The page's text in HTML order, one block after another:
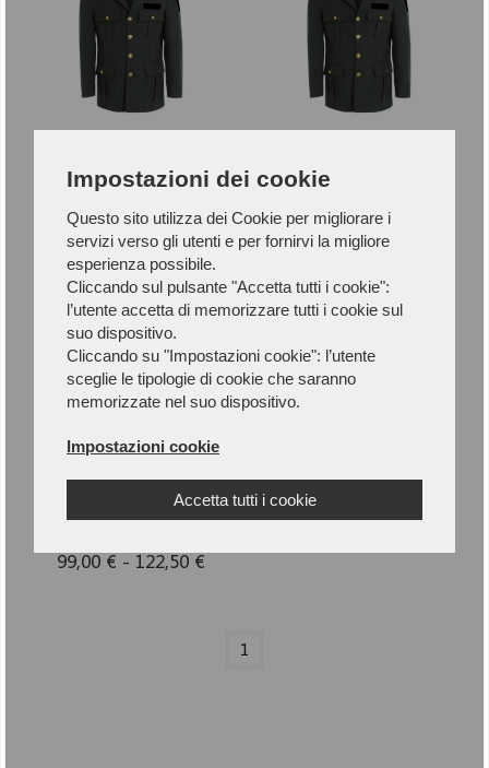
Impostazioni dei cookie
Questo sito utilizza dei Cookie per migliorare i
servizi verso gli utenti e per fornirvi la migliore
esperienza possibile.
Cliccando sul pulsante "Accetta tutti i cookie":
l’utente accetta di memorizzare tutti i cookie sul
suo dispositivo.
Cliccando su "Impostazioni cookie": l’utente
sceglie le tipologie di cookie che saranno
memorizzate nel suo dispositivo.
Impostazioni cookie
Accetta tutti i cookie
GIACCA DROP INVERNALE
GUARDIA - GEN
185,00 €
GIACCA DROP INVERNALE
SOVRINTENDENTE - GEN
252,50 €
GIACCA OPERATIVA -
GEN
99,00 € - 122,50 €
1